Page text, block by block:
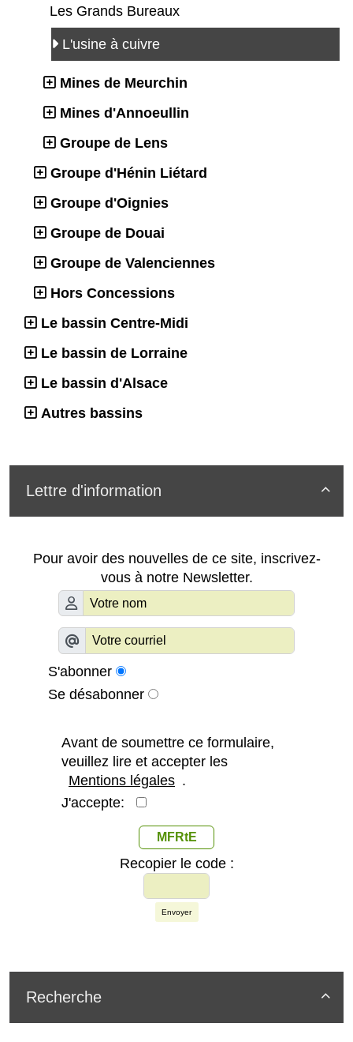
Les Grands Bureaux
L'usine à cuivre
Mines de Meurchin
Mines d'Annoeullin
Groupe de Lens
Groupe d'Hénin Liétard
Groupe d'Oignies
Groupe de Douai
Groupe de Valenciennes
Hors Concessions
Le bassin Centre-Midi
Le bassin de Lorraine
Le bassin d'Alsace
Autres bassins

Lettre d'information
Pour avoir des nouvelles de ce site, inscrivez-
vous à notre Newsletter.
S'abonner
Se désabonner
Avant de soumettre ce formulaire,
veuillez lire et accepter les
Mentions légales .
J'accepte:
MFRtE
Recopier le code :
Envoyer

Recherche